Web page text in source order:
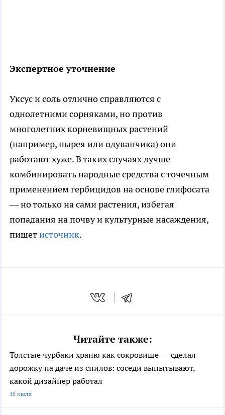
Экспертное уточнение
Уксус и соль отлично справляются с
однолетними сорняками, но против
многолетних корневищных растений
(например, пырея или одуванчика) они
работают хуже. В таких случаях лучше
комбинировать народные средства с точечным
применением гербицидов на основе глифосата
— но только на сами растения, избегая
попадания на почву и культурные насаждения,
пишетисточник.
Читайте также:
Толстые чурбаки храню как сокровище — сделал
дорожку на даче из спилов: соседи выпытывают,
какой дизайнер работал
15 июля